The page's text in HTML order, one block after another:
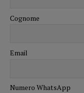
Cognome
Email
Numero WhatsApp